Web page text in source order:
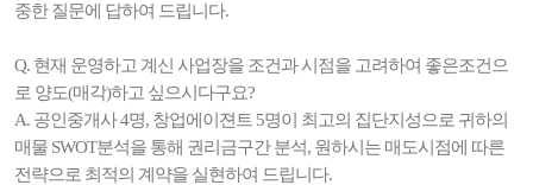
중한 질문에 답하여 드립니다.
Q. 현재 운영하고 계신 사업장을 조건과 시점을 고려하여 좋은조건으
로 양도(매각)하고 싶으시다구요?
A. 공인중개사 4명, 창업에이젼트 5명이 최고의 집단지성으로 귀하의
매물 SWOT분석을 통해 권리금구간 분석, 원하시는 매도시점에 따른
전략으로 최적의 계약을 실현하여 드립니다.